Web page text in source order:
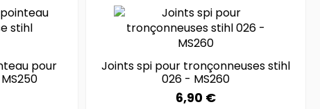
pour
Joints spi pour tronçonneuses stihl
026 - MS260
6,90 €